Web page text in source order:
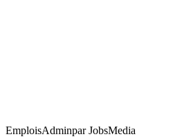
EmploisAdminpar JobsMedia